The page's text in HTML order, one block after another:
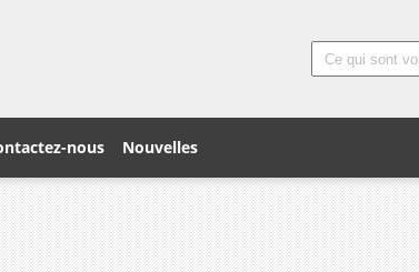
nous Nouvelles